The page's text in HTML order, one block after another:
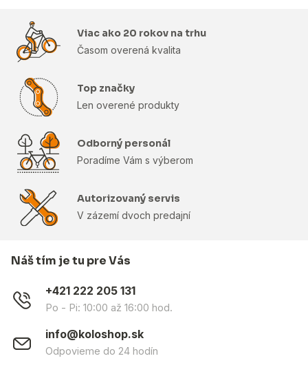
Viac ako 20 rokov na trhu
Časom overená kvalita
Top značky
Len overené produkty
Odborný personál
Poradíme Vám s výberom
Autorizovaný servis
V zázemí dvoch predajní
Náš tím je tu pre Vás
+421 222 205 131
Po - Pi: 10:00 až 16:00 hod.
info@koloshop.sk
Odpovieme do 24 hodín